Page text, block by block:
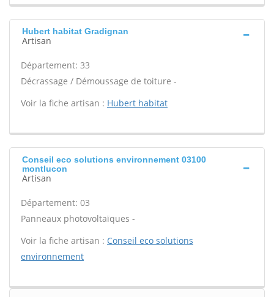
Hubert habitat Gradignan
Artisan
Département: 33
Décrassage / Démoussage de toiture -
Voir la fiche artisan : Hubert habitat
Conseil eco solutions environnement 03100
montlucon
Artisan
Département: 03
Panneaux photovoltaïques -
Voir la fiche artisan : Conseil eco solutions
environnement